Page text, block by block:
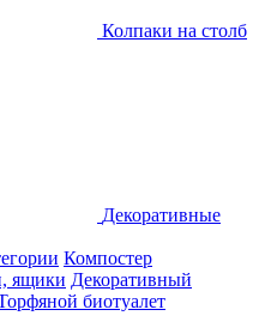
Колпаки на столб
Декоративные
Компостер
ящики Декоративный
биотуалет